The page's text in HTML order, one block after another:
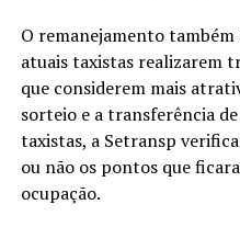
O remanejamento
atuais taxistas realizarem
que considerem mais
sorteio e a transferência
taxistas, a Setransp
ou não os pontos que
ocupação.